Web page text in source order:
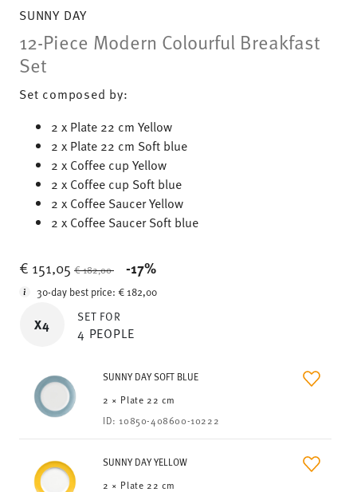
SUNNY DAY
12-Piece Modern Colourful Breakfast
Set
Set composed by:
2 x Plate 22 cm Yellow
2 x Plate 22 cm Soft blue
2 x Coffee cup Yellow
2 x Coffee cup Soft blue
2 x Coffee Saucer Yellow
2 x Coffee Saucer Soft blue
€ 151,05 Price reduced from
€ 182,00 -17%
30-day best price:€ 182,00
X4 SET FOR
4 PEOPLE
SUNNY DAY SOFT BLUE
2 × Plate 22 cm
ID:10850-408600-10222
SUNNY DAY YELLOW
2 × Plate 22 cm